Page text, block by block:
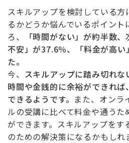
スキルアップを検討している方
るかどうか悩んでいるポイント
ろ、
「時間がない」が約半数
不安」が37.6％、「料金が高
た。
今、 スキルアップに踏み切れな
時間や金銭的に余裕ができれ
できるようです。 また、オンラ
ルの受講に比べて料金や通うた
ができます。スキルアップをす
のための解決策になるかもしれ